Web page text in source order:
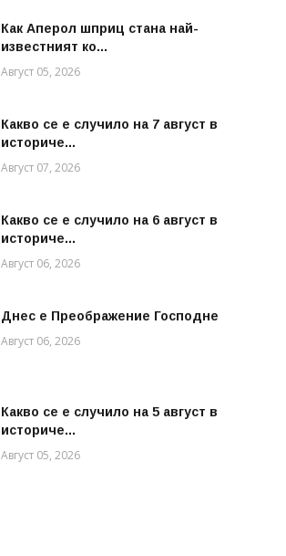
Как Аперол шприц стана най-
известният ко...
Август 05, 2026
Какво се е случило на 7 август в
историче...
Август 07, 2026
Какво се е случило на 6 август в
историче...
Август 06, 2026
Днес е Преображение Господне
Август 06, 2026
Какво се е случило на 5 август в
историче...
Август 05, 2026